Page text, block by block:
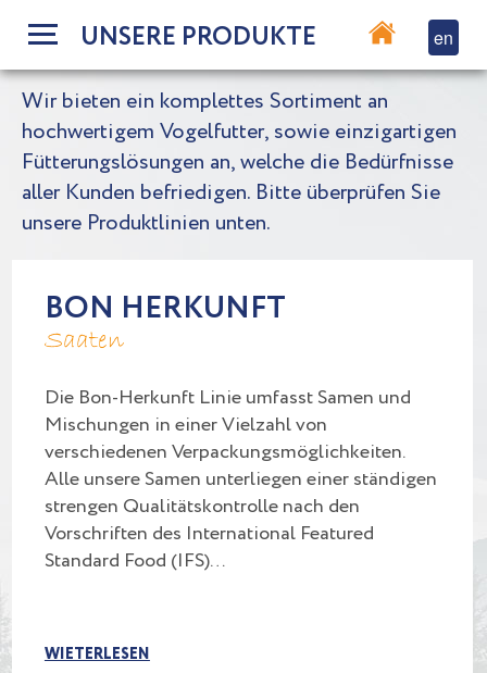
UNSERE PRODUKTE en
Wir bieten ein komplettes Sortiment an
hochwertigem Vogelfutter, sowie einzigartigen
Fütterungslösungen an, welche die Bedürfnisse
aller Kunden befriedigen. Bitte überprüfen Sie
unsere Produktlinien unten.
BON HERKUNFT
Saaten
Die Bon-Herkunft Linie umfasst Samen und
Mischungen in einer Vielzahl von
verschiedenen Verpackungsmöglichkeiten.
Alle unsere Samen unterliegen einer ständigen
strengen Qualitätskontrolle nach den
Vorschriften des International Featured
Standard Food (IFS)…
WIETERLESEN